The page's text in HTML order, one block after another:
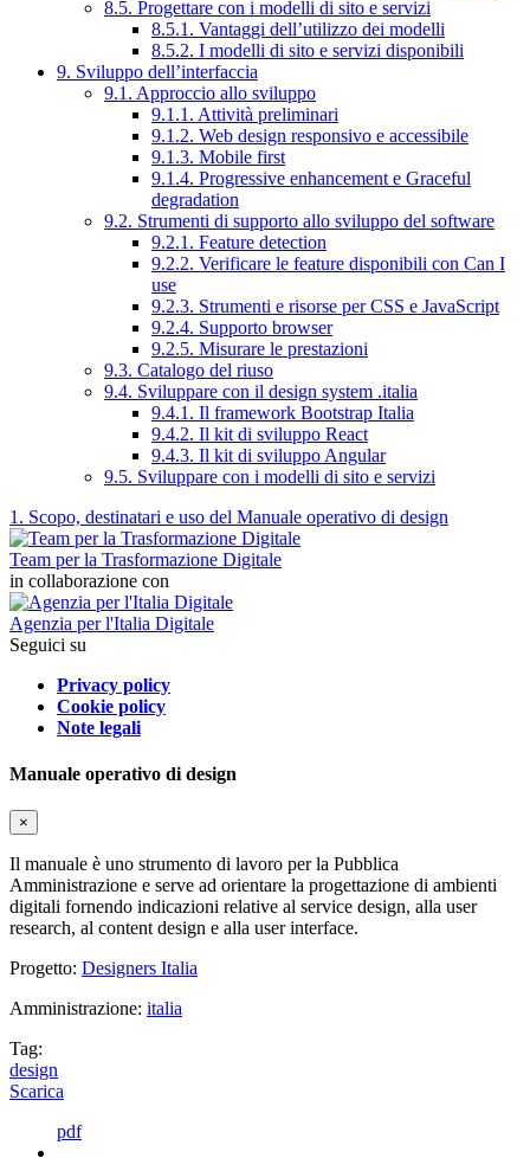
8.5. Progettare con i modelli di sito e servizi
8.5.1. Vantaggi dell’utilizzo dei modelli
8.5.2. I modelli di sito e servizi disponibili
9. Sviluppo dell’interfaccia
9.1. Approccio allo sviluppo
9.1.1. Attività preliminari
9.1.2. Web design responsivo e accessibile
9.1.3. Mobile first
9.1.4. Progressive enhancement e Graceful
degradation
9.2. Strumenti di supporto allo sviluppo del software
9.2.1. Feature detection
9.2.2. Verificare le feature disponibili con Can I
use
9.2.3. Strumenti e risorse per CSS e JavaScript
9.2.4. Supporto browser
9.2.5. Misurare le prestazioni
9.3. Catalogo del riuso
9.4. Sviluppare con il design system .italia
9.4.1. Il framework Bootstrap Italia
9.4.2. Il kit di sviluppo React
9.4.3. Il kit di sviluppo Angular
9.5. Sviluppare con i modelli di sito e servizi
1. Scopo, destinatari e uso del Manuale operativo di design
Team per la Trasformazione Digitale
in collaborazione con
Agenzia per l'Italia Digitale
Seguici su
Privacy policy
Cookie policy
Note legali
Manuale operativo di design
×
Il manuale è uno strumento di lavoro per la Pubblica
Amministrazione e serve ad orientare la progettazione di ambienti
digitali fornendo indicazioni relative al service design, alla user
research, al content design e alla user interface.
Progetto: Designers Italia
Amministrazione: italia
Tag:
design
Scarica
pdf